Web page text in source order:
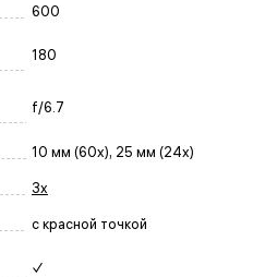
600
180
f/6.7
10 мм (60x), 25 мм (24x)
3x
с красной точкой
✓